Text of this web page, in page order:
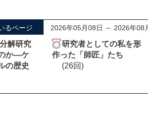
るページ 2026年05月08日 ～ 2026年08
解研究
か―ケ
の歴史
研究者としての私を形
作った「師匠」たち
(26回)